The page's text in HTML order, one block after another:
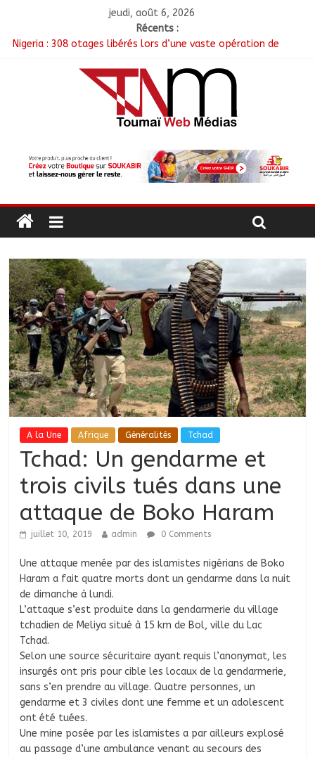
jeudi, août 6, 2026
Récents :
Nigeria : 308 otages libérés lors d’une vaste opération de
Santé : La Commune de N’Djamena et l’OMS renforcent leur
RGPH-3 : Les communautés nomades de Ferrick Kodjoguila se
mobilisent pour le recensement
100 jeunes entrepreneurs tchadiens au Maroc
Tchad : L’AMET réagit à la suspension des demandes de
A la Une Afrique Généralités Tchad
Tchad: Un gendarme et
trois civils tués dans une
attaque de Boko Haram
juillet 10, 2019 admin 0 Comments
Une attaque menée par des islamistes nigérians de Boko
Haram a fait quatre morts dont un gendarme dans la nuit
de dimanche à lundi.
L’attaque s’est produite dans la gendarmerie du village
tchadien de Meliya situé à 15 km de Bol, ville du Lac
Tchad.
Selon une source sécuritaire ayant requis l’anonymat, les
insurgés ont pris pour cible les locaux de la gendarmerie,
sans s’en prendre au village. Quatre personnes, un
gendarme et 3 civiles dont une femme et un adolescent
ont été tuées.
Une mine posée par les islamistes a par ailleurs explosé
au passage d’une ambulance venant au secours des